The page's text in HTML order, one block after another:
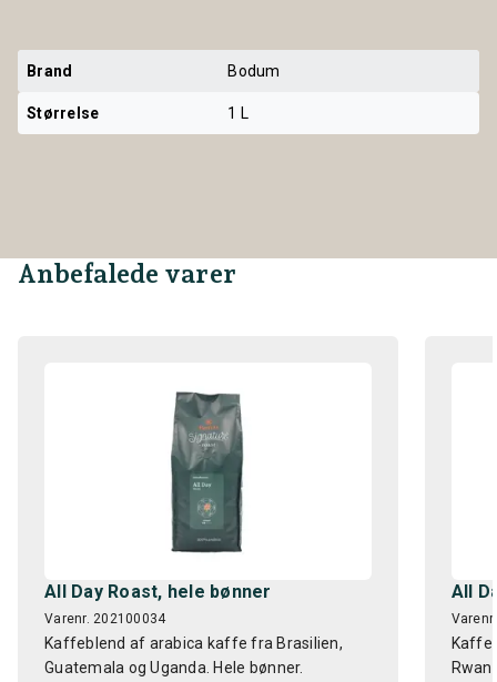
Brand Bodum
Størrelse 1 L
Anbefalede varer
All Day Roast, hele bønner
Varenr. 202100034
Kaffeblend af arabica kaffe fra Brasilien,
Guatemala og Uganda. Hele bønner.
All